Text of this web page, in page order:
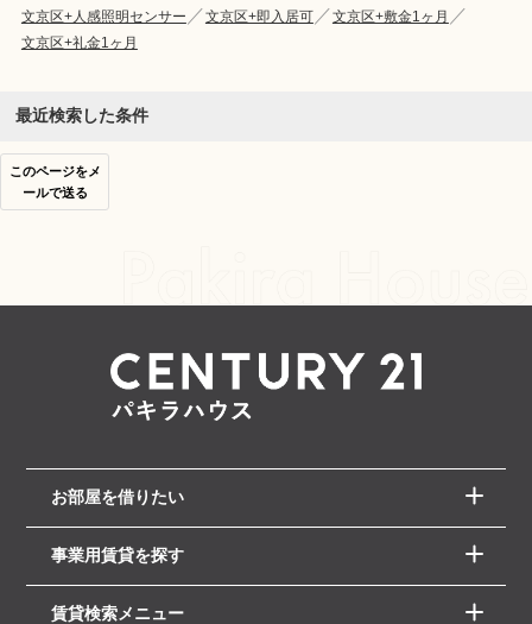
文京区+人感照明センサー
文京区+即入居可
文京区+敷金1ヶ月
文京区+礼金1ヶ月
最近検索した条件
このページをメ
ールで送る
お部屋を借りたい
事業用賃貸を探す
賃貸検索メニュー